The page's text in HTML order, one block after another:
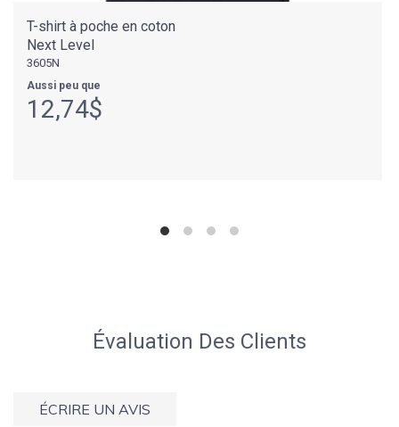
T-shirt à poche en coton
Next Level
3605N
Aussi peu que
12,74$
Évaluation Des Clients
ÉCRIRE UN AVIS